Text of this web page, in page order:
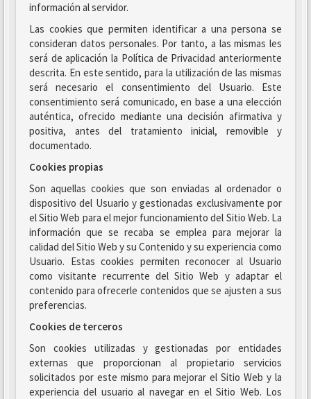
información al servidor.
Las cookies que permiten identificar a una persona se
consideran datos personales. Por tanto, a las mismas les
será de aplicación la Política de Privacidad anteriormente
descrita. En este sentido, para la utilización de las mismas
será necesario el consentimiento del Usuario. Este
consentimiento será comunicado, en base a una elección
auténtica, ofrecido mediante una decisión afirmativa y
positiva, antes del tratamiento inicial, removible y
documentado.
Cookies propias
Son aquellas cookies que son enviadas al ordenador o
dispositivo del Usuario y gestionadas exclusivamente por
el Sitio Web para el mejor funcionamiento del Sitio Web. La
información que se recaba se emplea para mejorar la
calidad del Sitio Web y su Contenido y su experiencia como
Usuario. Estas cookies permiten reconocer al Usuario
como visitante recurrente del Sitio Web y adaptar el
contenido para ofrecerle contenidos que se ajusten a sus
preferencias.
Cookies de terceros
Son cookies utilizadas y gestionadas por entidades
externas que proporcionan al propietario servicios
solicitados por este mismo para mejorar el Sitio Web y la
experiencia del usuario al navegar en el Sitio Web. Los